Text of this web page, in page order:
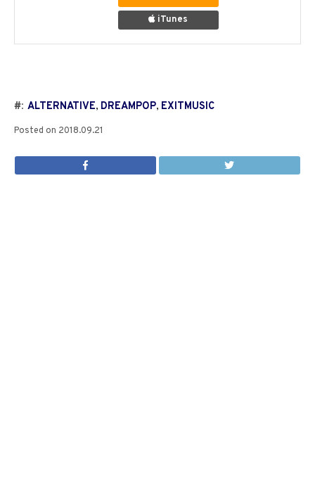
iTunes
#: ALTERNATIVE, DREAMPOP, EXITMUSIC
Posted on 2018.09.21